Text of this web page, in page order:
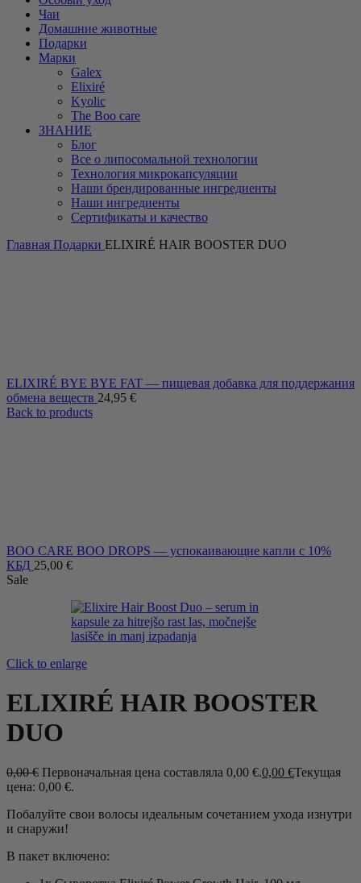
Чаи
Домашние животные
Подарки
Марки
Galex
Elixiré
Kyolic
The Boo care
ЗНАНИЕ
Блог
Все о липосомальной технологии
Технология микрокапсуляции
Наши брендированные ингредиенты
Наши ингредиенты
Сертификаты и качество
Главная Подарки ELIXIRÉ HAIR BOOSTER DUO
ELIXIRÉ BYE BYE FAT — пищевая добавка для поддержания
обмена веществ 24,95 €
Back to products
BOO CARE BOO DROPS — успокаивающие капли с 10%
КБД 25,00 €
Sale
Click to enlarge
ELIXIRÉ HAIR BOOSTER
DUO
0,00€ Первоначальная цена составляла 0,00 €.0,00 €Текущая
цена: 0,00 €.
Побалуйте свои волосы идеальным сочетанием ухода изнутри
и снаружи!
В пакет включено: